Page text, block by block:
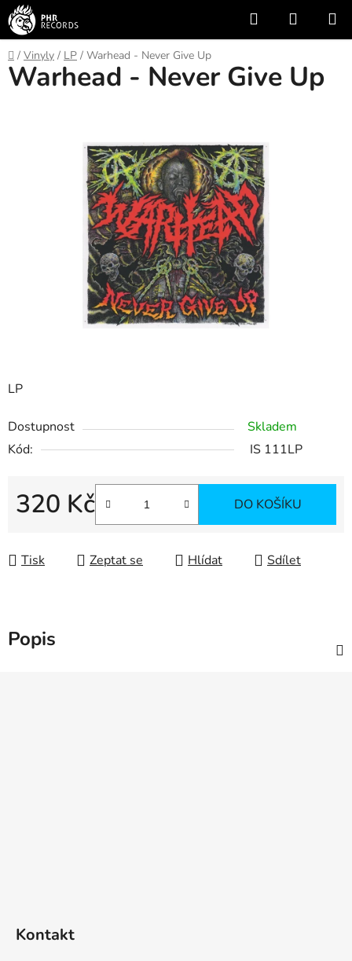
Přejít
na
obsah
Hledat
KOŠÍK
Domů
/ Vinyly / LP / Warhead - Never Give Up
LP
Dostupnost
Skladem
Kód:
IS 111LP
320 Kč DO KOŠÍKU
Tisk Zeptat se Hlídat Sdílet
Warhead - Never Give Up
Popis
Kontakt